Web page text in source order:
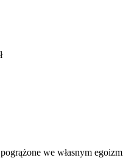
we własnym